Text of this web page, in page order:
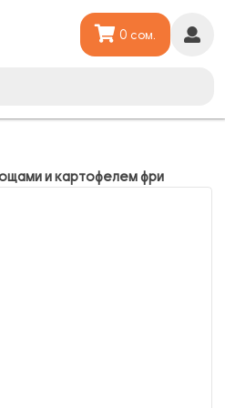
0 сом.
и картофелем фри